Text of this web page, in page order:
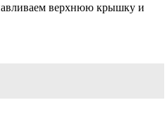
верхнюю крышку и